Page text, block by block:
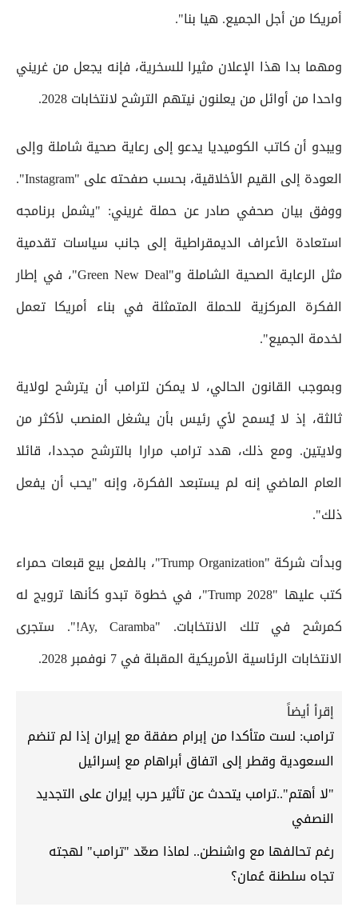
أمريكا من أجل الجميع. هيا بنا".
ومهما بدا هذا الإعلان مثيرا للسخرية، فإنه يجعل من غريني
واحدا من أوائل من يعلنون نيتهم الترشح لانتخابات 2028.
ويبدو أن كاتب الكوميديا يدعو إلى رعاية صحية شاملة وإلى
العودة إلى القيم الأخلاقية، بحسب صفحته على "Instagram".
ووفق بيان صحفي صادر عن حملة غريني: "يشمل برنامجه
استعادة الأعراف الديمقراطية إلى جانب سياسات تقدمية
مثل الرعاية الصحية الشاملة و"Green New Deal"، في إطار
الفكرة المركزية للحملة المتمثلة في بناء أمريكا تعمل
لخدمة الجميع".
وبموجب القانون الحالي، لا يمكن لترامب أن يترشح لولاية
ثالثة، إذ لا يُسمح لأي رئيس بأن يشغل المنصب لأكثر من
ولايتين. ومع ذلك، هدد ترامب مرارا بالترشح مجددا، قائلا
العام الماضي إنه لم يستبعد الفكرة، وإنه "يحب أن يفعل
ذلك".
وبدأت شركة "Trump Organization"، بالفعل بيع قبعات حمراء
كتب عليها "Trump 2028"، في خطوة تبدو كأنها ترويج له
كمرشح في تلك الانتخابات. "Ay, Caramba!". ستجرى
الانتخابات الرئاسية الأمريكية المقبلة في 7 نوفمبر 2028.
إقرأ أيضاً
ترامب: لست متأكدا من إبرام صفقة مع إيران إذا لم تنضم
السعودية وقطر إلى اتفاق أبراهام مع إسرائيل
"لا أهتم"..ترامب يتحدث عن تأثير حرب إيران على التجديد
النصفي
رغم تحالفها مع واشنطن.. لماذا صعّد "ترامب" لهجته
تجاه سلطنة عُمان؟